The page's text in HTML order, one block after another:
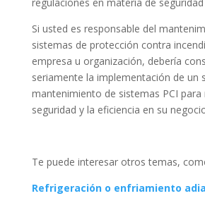
Si usted es responsable del
sistemas de protección contra
empresa u organización, debería
seriamente la implementación de un
mantenimiento de sistemas PCI
seguridad y la eficiencia en su
Te puede interesar otros temas,
Refrigeración o enfriamiento